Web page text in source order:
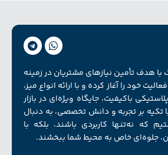
هدف تأمین نیازهای مشتریان در زمینه
خود را آغاز کرده و با ارائه انواع میز،
باکیفیت، جایگاه ویژه‌ای در بازار
بر تجربه و دانش تخصصی، به دنبال
که نه‌تنها کاربردی باشند، بلکه با
جلوه‌ای خاص به محیط شما ببخشند.